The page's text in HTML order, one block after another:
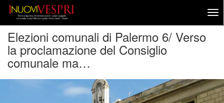
Elezioni comunali di Palermo 6/ Verso
la proclamazione del Consiglio
comunale ma…